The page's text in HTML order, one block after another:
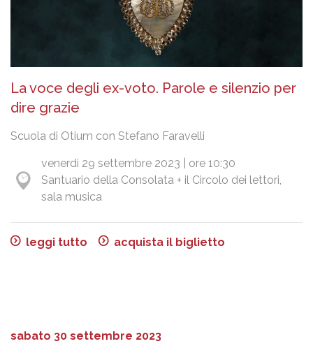
La voce degli ex-voto. Parole e silenzio per
dire grazie
Scuola di Otium con Stefano Faravelli
venerdì 29 settembre 2023 | ore 10:30
Santuario della Consolata + il Circolo dei lettori,
sala musica
leggi tutto acquista il biglietto
sabato 30 settembre 2023